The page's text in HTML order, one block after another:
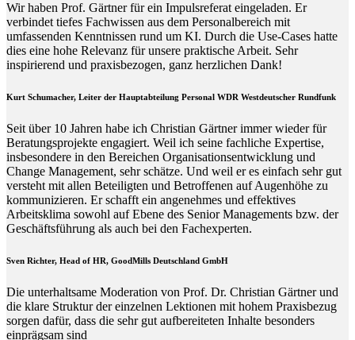
Wir haben Prof. Gärtner für ein Impulsreferat eingeladen. Er
verbindet tiefes Fachwissen aus dem Personalbereich mit
umfassenden Kenntnissen rund um KI. Durch die Use-Cases hatte
dies eine hohe Relevanz für unsere praktische Arbeit. Sehr
inspirierend und praxisbezogen, ganz herzlichen Dank!
Kurt Schumacher, Leiter der Hauptabteilung Personal WDR Westdeutscher Rundfunk
Seit über 10 Jahren habe ich Christian Gärtner immer wieder für
Beratungsprojekte engagiert. Weil ich seine fachliche Expertise,
insbesondere in den Bereichen Organisationsentwicklung und
Change Management, sehr schätze. Und weil er es einfach sehr gut
versteht mit allen Beteiligten und Betroffenen auf Augenhöhe zu
kommunizieren. Er schafft ein angenehmes und effektives
Arbeitsklima sowohl auf Ebene des Senior Managements bzw. der
Geschäftsführung als auch bei den Fachexperten.
Sven Richter, Head of HR, GoodMills Deutschland GmbH
Die unterhaltsame Moderation von Prof. Dr. Christian Gärtner und
die klare Struktur der einzelnen Lektionen mit hohem Praxisbezug
sorgen dafür, dass die sehr gut aufbereiteten Inhalte besonders
einprägsam sind